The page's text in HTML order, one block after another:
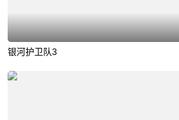
银河护卫队3